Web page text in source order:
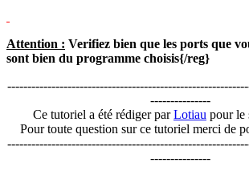
Attention : Verifiez bien que les ports que
sont bien du programme choisis{/reg}
---------------
Ce tutoriel a été rédiger parLotiau pour le
Pour toute question sur ce tutoriel merci de
---------------